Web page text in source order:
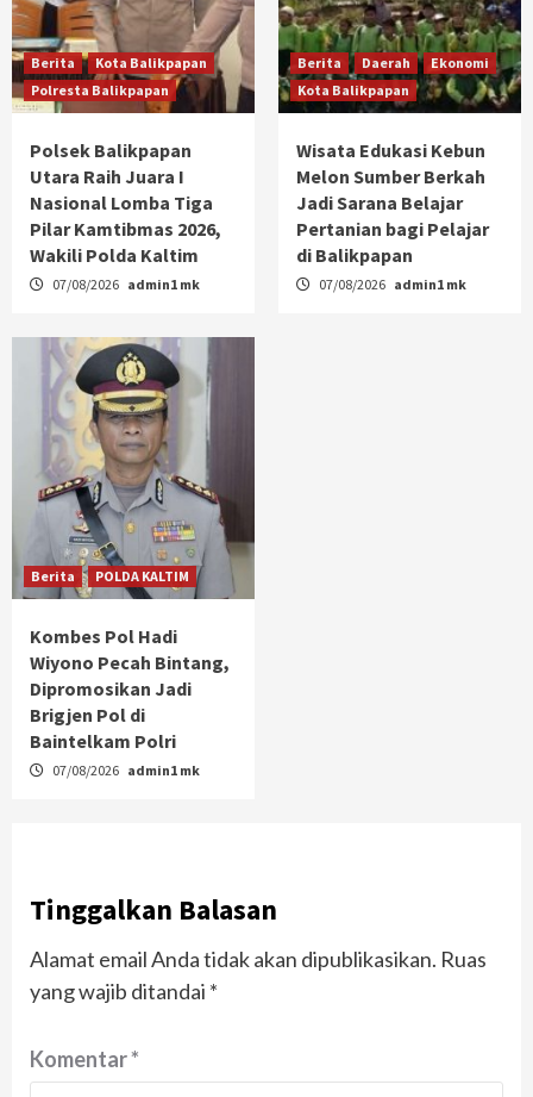
Berita
Kota Balikpapan
Polresta Balikpapan
Polsek Balikpapan
Utara Raih Juara I
Nasional Lomba Tiga
Pilar Kamtibmas 2026,
Wakili Polda Kaltim
07/08/2026 admin1 mk
Berita Daerah
Ekonomi
Kota Balikpapan
Wisata Edukasi Kebun
Melon Sumber Berkah
Jadi Sarana Belajar
Pertanian bagi Pelajar
di Balikpapan
07/08/2026 admin1 mk
Berita POLDA KALTIM
Kombes Pol Hadi
Wiyono Pecah Bintang,
Dipromosikan Jadi
Brigjen Pol di
Baintelkam Polri
07/08/2026 admin1 mk
Tinggalkan Balasan
Alamat email Anda tidak akan dipublikasikan. Ruas
yang wajib ditandai *
Komentar*